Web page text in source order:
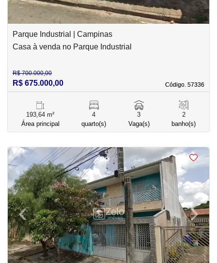
Parque Industrial | Campinas
Código. 57336
Código. 57336
Casa à venda no Parque Industrial
R$ 700.000,00
R$ 675.000,00
193,64 m²
Área principal
4
quarto(s)
3
Vaga(s)
2
banho(s)
< <<<
‹Previous ›Next